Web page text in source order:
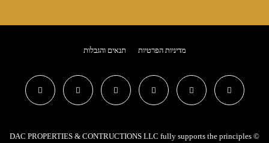
מדיניות הפרטיות תנאים והגבלות
© DAC PROPERTIES & CONTRUCTIONS LLC fully supports the principles